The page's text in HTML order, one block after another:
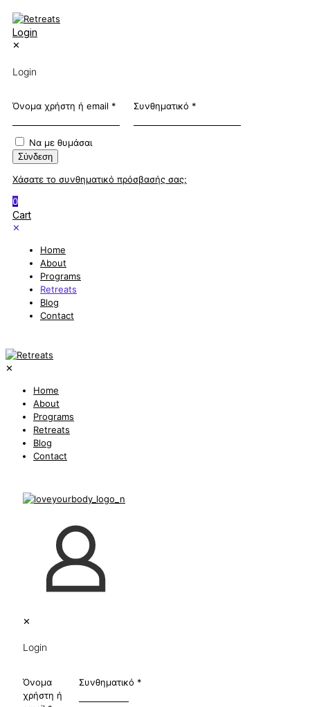
Login
✕
Login
Όνομα χρήστη ή email * Συνθηματικό *
Να με θυμάσαι
Σύνδεση
Χάσατε το συνθηματικό πρόσβασής σας;
0
Cart
✕
Home
About
Programs
Retreats
Blog
Contact
✕
Home
About
Programs
Retreats
Blog
Contact
✕
Login
Όνομα
χρήστη ή
Συνθηματικό *